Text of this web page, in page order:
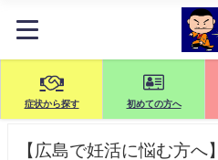
症状から探す 初めての方へ
【広島で妊活に悩む方へ】